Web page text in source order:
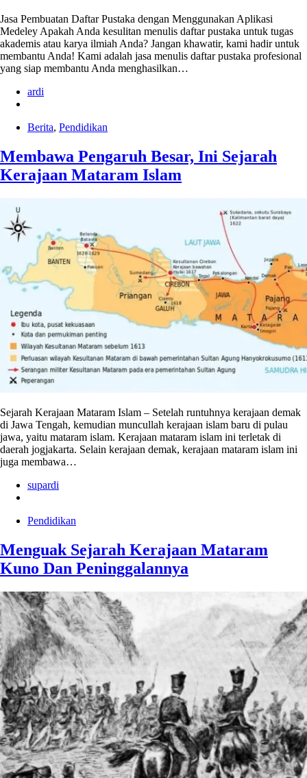
Jasa Pembuatan Daftar Pustaka dengan Menggunakan Aplikasi
Medeley Apakah Anda kesulitan menulis daftar pustaka untuk tugas
akademis atau karya ilmiah Anda? Jangan khawatir, kami hadir untuk
membantu Anda! Kami adalah jasa menulis daftar pustaka profesional
yang siap membantu Anda menghasilkan…
ardi
Berita, Pendidikan
Membawa Pengaruh Besar, Ini Sejarah
Kerajaan Mataram Islam
Sejarah Kerajaan Mataram Islam – Setelah runtuhnya kerajaan demak
di Jawa Tengah, kemudian muncullah kerajaan islam baru di pulau
jawa, yaitu mataram islam. Kerajaan mataram islam ini terletak di
daerah jogjakarta. Selain kerajaan demak, kerajaan mataram islam ini
juga membawa…
supardi
Pendidikan
Menguak Sejarah Kerajaan Mataram
Kuno Dan Peninggalannya